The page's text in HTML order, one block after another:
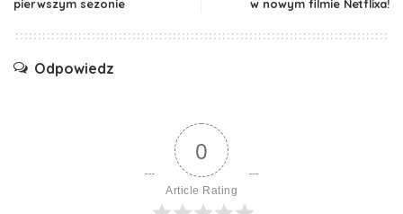
pierwszym sezonie
w nowym filmie Netflixa!
Odpowiedz
0
Article Rating